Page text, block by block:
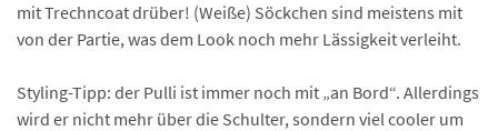
mit Trechncoat drüber! (Weiße) Söckchen sind meistens mit
von der Partie, was dem Look noch mehr Lässigkeit verleiht.
Styling-Tipp: der Pulli ist immer noch mit „an Bord“. Allerdings
wird er nicht mehr über die Schulter, sondern viel cooler um